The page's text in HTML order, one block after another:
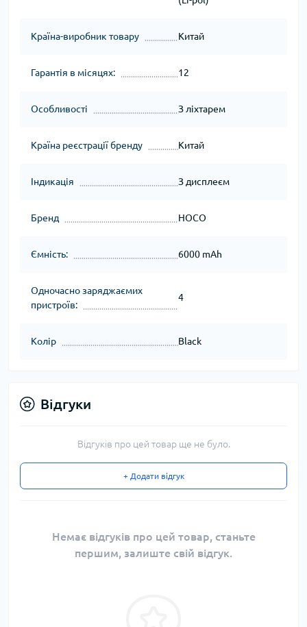
Країна-виробник товару Китай
Гарантія в місяцях: 12
Особливості З ліхтарем
Країна реєстрації бренду Китай
Індикація З дисплеєм
Бренд HOCO
Ємність: 6000 mAh
Одночасно заряджаємих
пристроїв:
4
Колір Black
Відгуки
Відгуків про цей товар ще не було.
+ Додати відгук
Немає відгуків про цей товар, станьте
першим, залиште свій відгук.